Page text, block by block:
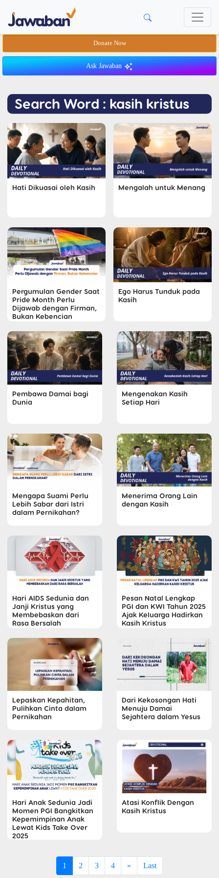
Donate Now
Ask Jawaban
Search Word : kasih kristus
Hati Dikuasai oleh Kasih Mengalah untuk Menang
Pergumulan Gender Saat
Pride Month Perlu
Dijawab dengan Firman,
Bukan Kebencian
Ego Harus Tunduk pada
Kasih
Pembawa Damai bagi
Dunia
Mengenakan Kasih
Setiap Hari
Mengapa Suami Perlu
Lebih Sabar dari Istri
dalam Pernikahan?
Menerima Orang Lain
dengan Kasih
Hari AIDS Sedunia dan
Janji Kristus yang
Membebaskan dari
Rasa Bersalah
Pesan Natal Lengkap
PGI dan KWI Tahun 2025
Ajak Keluarga Hadirkan
Kasih Kristus
Lepaskan Kepahitan,
Pulihkan Cinta dalam
Pernikahan
Dari Kekosongan Hati
Menuju Damai
Sejahtera dalam Yesus
Hari Anak Sedunia Jadi
Momen PGI Bangkitkan
Kepemimpinan Anak
Lewat Kids Take Over
2025
Atasi Konflik Dengan
Kasih Kristus
1 2 3 4 » Last